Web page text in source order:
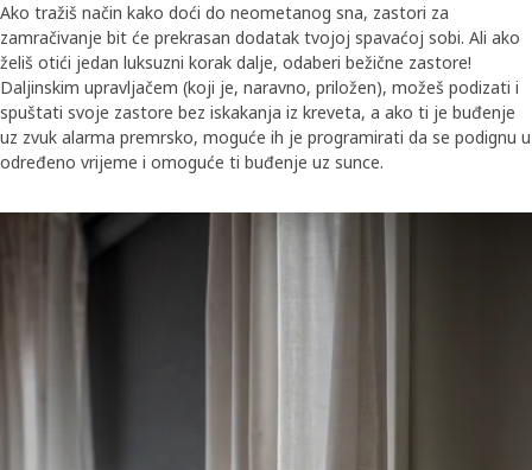
Ako tražiš način kako doći do neometanog sna, zastori za
zamračivanje bit će prekrasan dodatak tvojoj spavaćoj sobi. Ali ako
želiš otići jedan luksuzni korak dalje, odaberi bežične zastore!
Daljinskim upravljačem (koji je, naravno, priložen), možeš podizati i
spuštati svoje zastore bez iskakanja iz kreveta, a ako ti je buđenje
uz zvuk alarma premrsko, moguće ih je programirati da se podignu u
određeno vrijeme i omoguće ti buđenje uz sunce.